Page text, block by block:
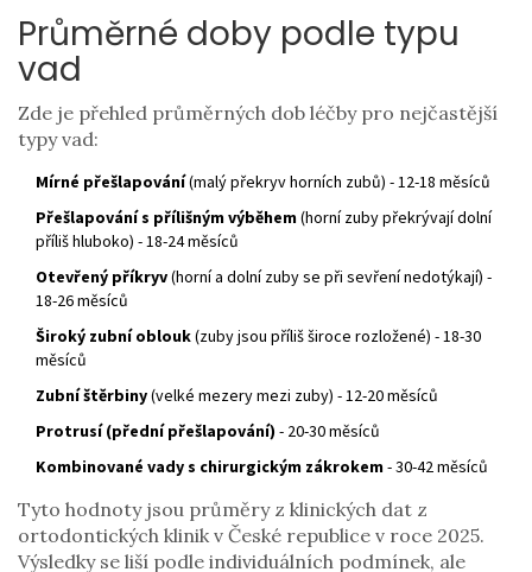
Průměrné doby podle typu
vad
Zde je přehled průměrných dob léčby pro nejčastější
typy vad:
Mírné přešlapování(malý překryv horních zubů) - 12-18 měsíců
Přešlapování s přílišným výběhem(horní zuby překrývají dolní
příliš hluboko) - 18-24 měsíců
Otevřený příkryv(horní a dolní zuby se při sevření nedotýkají) -
18-26 měsíců
Široký zubní oblouk(zuby jsou příliš široce rozložené) - 18-30
měsíců
Zubní štěrbiny(velké mezery mezi zuby) - 12-20 měsíců
Protrusí (přední přešlapování) - 20-30 měsíců
Kombinované vady s chirurgickým zákrokem- 30-42 měsíců
Tyto hodnoty jsou průměry z klinických dat z
ortodontických klinik v České republice v roce 2025.
Výsledky se liší podle individuálních podmínek, ale